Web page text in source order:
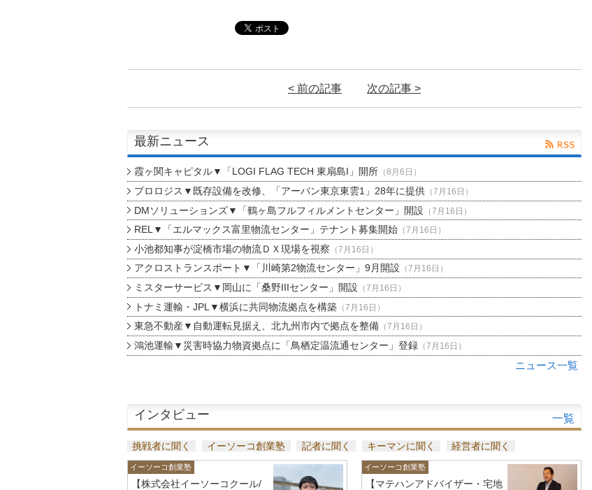
< 前の記事 次の記事 >
最新ニュース
霞ヶ関キャピタル▼「LOGI FLAG TECH 東扇島I」開所（8月6日）
プロロジス▼既存設備を改修、「アーバン東京東雲1」28年に提供（7月16日）
DMソリューションズ▼「鶴ヶ島フルフィルメントセンター」開設 （7月16日）
REL▼「エルマックス富里物流センター」テナント募集開始（7月16日）
小池都知事が淀橋市場の物流ＤＸ現場を視察 （7月16日）
アクロストランスポート▼「川崎第2物流センター」9月開設 （7月16日）
ミスターサービス▼岡山に「桑野IIIセンター」開設 （7月16日）
トナミ運輸・JPL▼横浜に共同物流拠点を構築（7月16日）
東急不動産▼自動運転見据え、北九州市内で拠点を整備（7月16日）
鴻池運輸▼災害時協力物資拠点に「鳥栖定温流通センター」登録（7月16日）
ニュース一覧
インタビュー 一覧
挑戦者に聞く イーソーコ創業塾 記者に聞く キーマンに聞く 経営者に聞く
イーソーコ創業塾
【株式会社イーソーコクール/
イーソーコ創業塾
【マテハンアドバイザー・宅地